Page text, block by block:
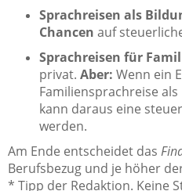
Sprachreisen als
Chancen auf
Sprachreisen für
privat. Aber: Wenn ein
Familiensprachreise
kann daraus eine
werden.
Am Ende entscheidet das
Berufsbezug und je höher
* Tipp der Redaktion. Keine